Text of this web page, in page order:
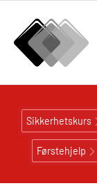
Sikkerhetskurs
Førstehjelp